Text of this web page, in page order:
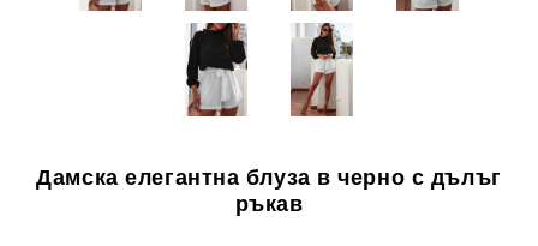
Дамска елегантна блуза в черно с дълъг
ръкав